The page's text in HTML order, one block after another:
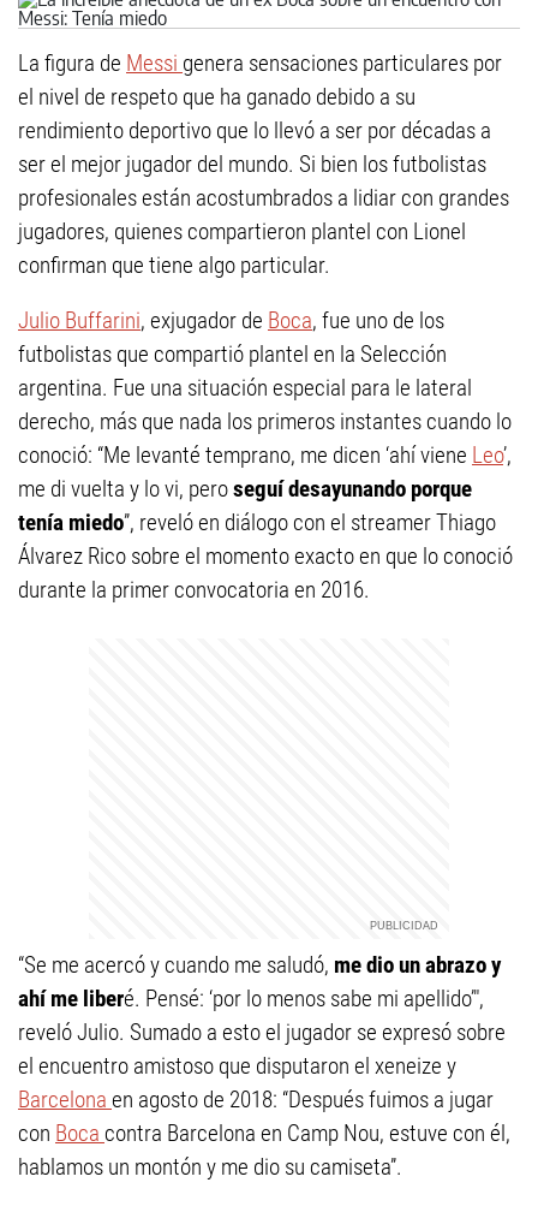
La figura de Messi genera sensaciones particulares por
el nivel de respeto que ha ganado debido a su
rendimiento deportivo que lo llevó a ser por décadas a
ser el mejor jugador del mundo. Si bien los futbolistas
profesionales están acostumbrados a lidiar con grandes
jugadores, quienes compartieron plantel con Lionel
confirman que tiene algo particular.
Julio Buffarini, exjugador de Boca, fue uno de los
futbolistas que compartió plantel en la Selección
argentina. Fue una situación especial para le lateral
derecho, más que nada los primeros instantes cuando lo
conoció: “Me levanté temprano, me dicen ‘ahí viene Leo’,
me di vuelta y lo vi, peroseguí desayunando porque
tenía miedo”, reveló en diálogo con el streamer Thiago
Álvarez Rico sobre el momento exacto en que lo conoció
durante la primer convocatoria en 2016.
“Se me acercó y cuando me saludó, me dio un abrazo y
ahí me liberé. Pensé: ‘por lo menos sabe mi apellido’",
reveló Julio. Sumado a esto el jugador se expresó sobre
el encuentro amistoso que disputaron el xeneize y
Barcelona en agosto de 2018: “Después fuimos a jugar
con Boca contra Barcelona en Camp Nou, estuve con él,
hablamos un montón y me dio su camiseta”.